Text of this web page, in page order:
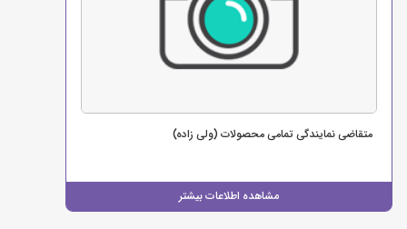
مشاهده اطلاعات بیشتر
متقاضی نمایندگی تمامی محصولات (ولی زاده)